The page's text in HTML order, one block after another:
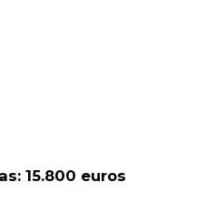
15.800 euros